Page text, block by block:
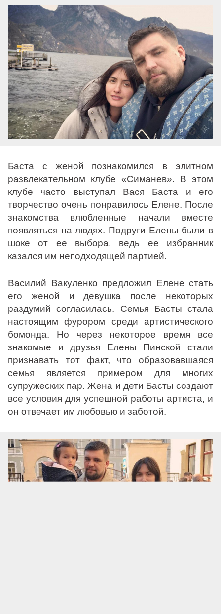
Баста с женой познакомился в элитном
развлекательном клубе «Симанев». В этом
клубе часто выступал Вася Баста и его
творчество очень понравилось Елене. После
знакомства влюбленные начали вместе
появляться на людях. Подруги Елены были в
шоке от ее выбора, ведь ее избранник
казался им неподходящей партией.
Василий Вакуленко предложил Елене стать
его женой и девушка после некоторых
раздумий согласилась. Семья Басты стала
настоящим фурором среди артистического
бомонда. Но через некоторое время все
знакомые и друзья Елены Пинской стали
признавать тот факт, что образовавшаяся
семья является примером для многих
супружеских пар. Жена и дети Басты создают
все условия для успешной работы артиста, и
он отвечает им любовью и заботой.